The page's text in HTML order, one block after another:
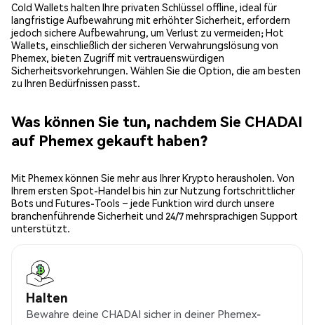
Cold Wallets halten Ihre privaten Schlüssel offline, ideal für
langfristige Aufbewahrung mit erhöhter Sicherheit, erfordern
jedoch sichere Aufbewahrung, um Verlust zu vermeiden; Hot
Wallets, einschließlich der sicheren Verwahrungslösung von
Phemex, bieten Zugriff mit vertrauenswürdigen
Sicherheitsvorkehrungen. Wählen Sie die Option, die am besten
zu Ihren Bedürfnissen passt.
Was können Sie tun, nachdem Sie CHADAI
auf Phemex gekauft haben?
Mit Phemex können Sie mehr aus Ihrer Krypto herausholen. Von
Ihrem ersten Spot-Handel bis hin zur Nutzung fortschrittlicher
Bots und Futures-Tools – jede Funktion wird durch unsere
branchenführende Sicherheit und 24/7 mehrsprachigen Support
unterstützt.
Halten
Bewahre deine CHADAI sicher in deiner Phemex-